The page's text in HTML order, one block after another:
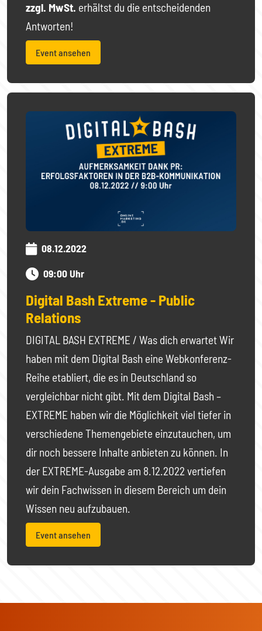
zzgl. MwSt. erhältst du die entscheidenden
Antworten!
Event ansehen
08.12.2022
09:00 Uhr
Digital Bash Extreme - Public
Relations
DIGITAL BASH EXTREME / Was dich erwartet Wir
haben mit dem Digital Bash eine Webkonferenz-
Reihe etabliert, die es in Deutschland so
vergleichbar nicht gibt. Mit dem Digital Bash –
EXTREME haben wir die Möglichkeit viel tiefer in
verschiedene Themengebiete einzutauchen, um
dir noch bessere Inhalte anbieten zu können. In
der EXTREME-Ausgabe am 8.12.2022 vertiefen
wir dein Fachwissen in diesem Bereich um dein
Wissen neu aufzubauen.
Event ansehen